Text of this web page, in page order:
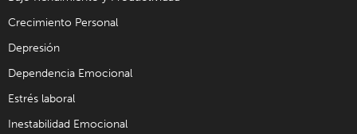
Crecimiento Personal
Depresión
Dependencia Emocional
Estrés laboral
Inestabilidad Emocional